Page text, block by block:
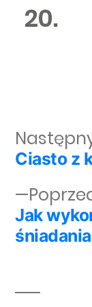
20.
Jak
Ciasto z